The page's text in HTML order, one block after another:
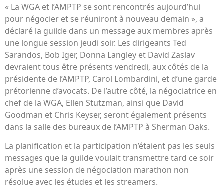
« La WGA et l’AMPTP se sont rencontrés aujourd’hui
pour négocier et se réuniront à nouveau demain », a
déclaré la guilde dans un message aux membres après
une longue session jeudi soir. Les dirigeants Ted
Sarandos, Bob Iger, Donna Langley et David Zaslav
devraient tous être présents vendredi, aux côtés de la
présidente de l’AMPTP, Carol Lombardini, et d’une garde
prétorienne d’avocats. De l’autre côté, la négociatrice en
chef de la WGA, Ellen Stutzman, ainsi que David
Goodman et Chris Keyser, seront également présents
dans la salle des bureaux de l’AMPTP à Sherman Oaks.
La planification et la participation n’étaient pas les seuls
messages que la guilde voulait transmettre tard ce soir
après une session de négociation marathon non
résolue avec les études et les streamers.